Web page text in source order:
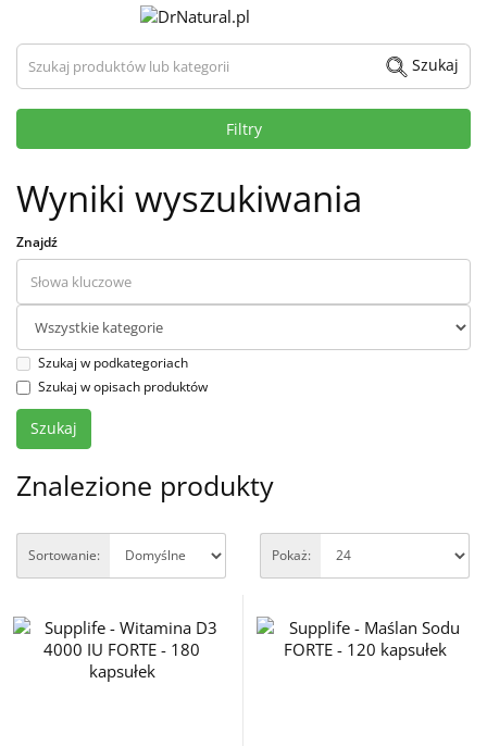
Szukaj produktów lub kategorii Szukaj
Filtry
Wyniki wyszukiwania
Znajdź
Szukaj w podkategoriach
Szukaj w opisach produktów
Znalezione produkty
Sortowanie: Pokaż: